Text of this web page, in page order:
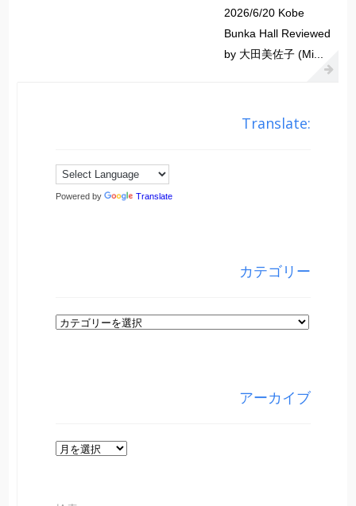
2026/6/20 Kobe
Bunka Hall Reviewed
by 大田美佐子 (Mi...
Translate:
Powered by Translate
カテゴリー
カ
アーカイブ
ア